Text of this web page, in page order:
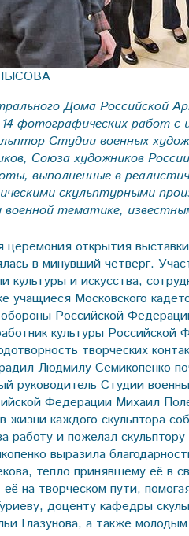
Дома Российской
14 фотографических работ
Студии военных
Союза художников
выполненные в
скульптурными
военной тематике,
церемония открытия
в минувший четверг.
культуры и искусства,
учащиеся Московского
Российской
культуры
творческих
Людмилу Семикопенко
руководитель Студии
Федерации Михаил
жизни каждого скульптора
работу и пожелал
выразила
тепло принявшему её в
на творческом пути,
доценту кафедры
Глазунова, а также